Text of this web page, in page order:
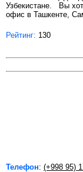
Узбекистане. Вы
офис в Ташкенте,
Рейтинг: 130
Телефон: (+998 95)